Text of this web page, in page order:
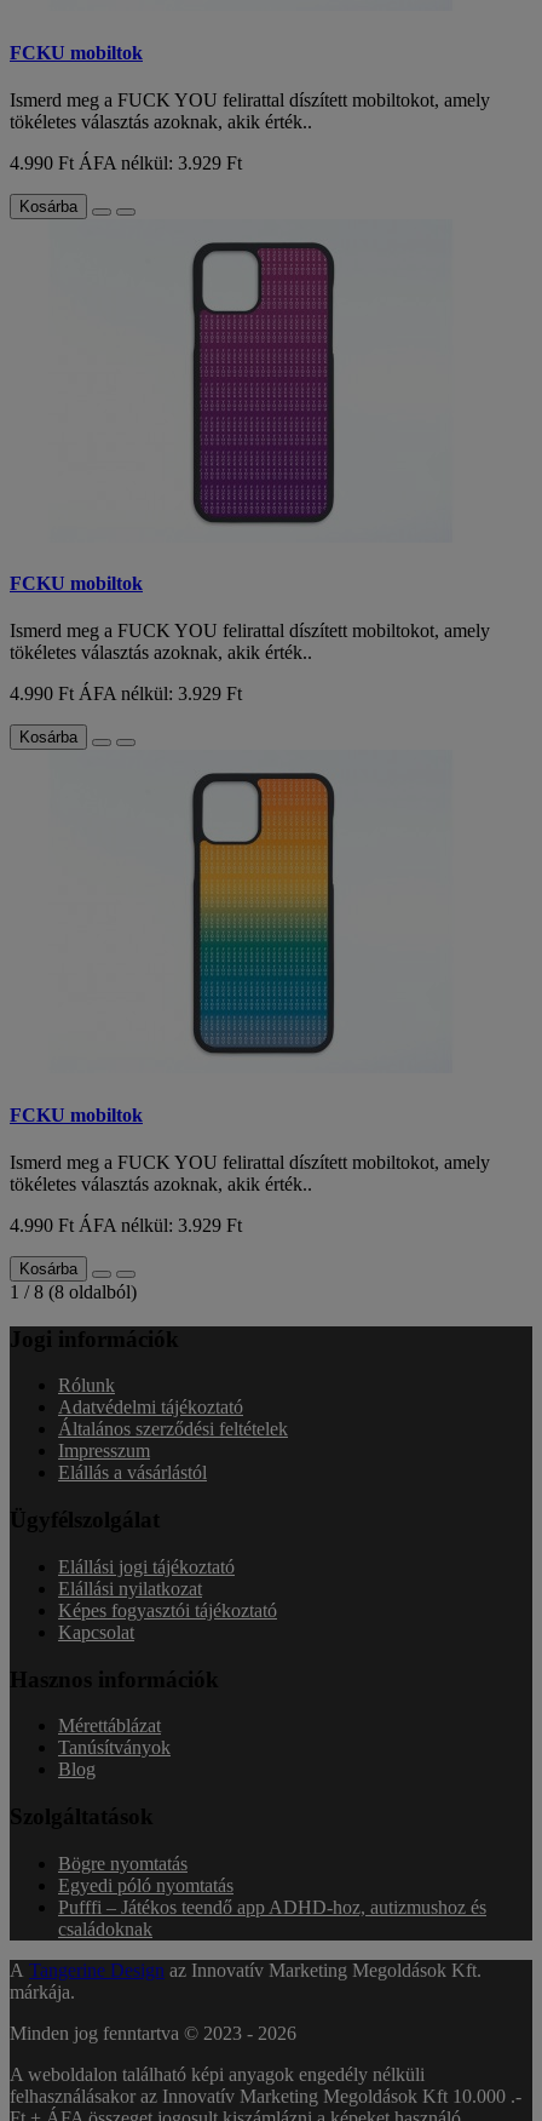
FCKU mobiltok
Ismerd meg a FUCK YOU felirattal díszített mobiltokot, amely
tökéletes választás azoknak, akik érték..
4.990 Ft ÁFA nélkül: 3.929 Ft
Kosárba
FCKU mobiltok
Ismerd meg a FUCK YOU felirattal díszített mobiltokot, amely
tökéletes választás azoknak, akik érték..
4.990 FtÁFA nélkül: 3.929 Ft
Kosárba
FCKU mobiltok
Ismerd meg a FUCK YOU felirattal díszített mobiltokot, amely
tökéletes választás azoknak, akik érték..
4.990 Ft ÁFA nélkül: 3.929 Ft
Kosárba
1 / 8 (8 oldalból)
Jogi információk
Rólunk
Adatvédelmi tájékoztató
Általános szerződési feltételek
Impresszum
Elállás a vásárlástól
Ügyfélszolgálat
Elállási jogi tájékoztató
Elállási nyilatkozat
Képes fogyasztói tájékoztató
Kapcsolat
Hasznos információk
Mérettáblázat
Tanúsítványok
Blog
Szolgáltatások
Bögre nyomtatás
Egyedi póló nyomtatás
Pufffi – Játékos teendő app ADHD-hoz, autizmushoz és
családoknak
A Tangerine Design az Innovatív Marketing Megoldások Kft.
márkája.
Minden jog fenntartva © 2023 - 2026
A weboldalon található képi anyagok engedély nélküli
felhasználásakor az Innovatív Marketing Megoldások Kft 10.000 .-